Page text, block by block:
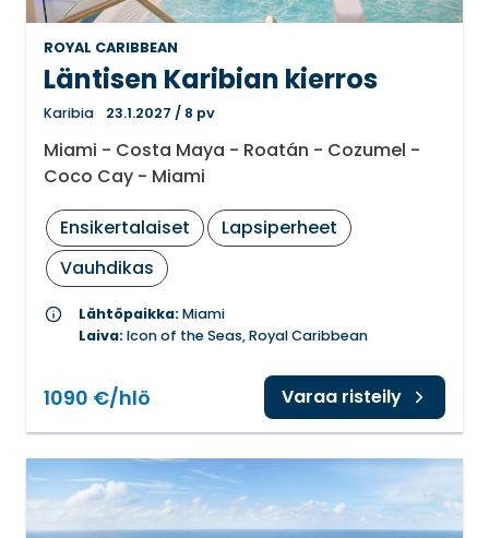
ROYAL CARIBBEAN
Läntisen Karibian kierros
Karibia 23.1.2027 / 8 pv
Miami - Costa Maya - Roatán - Cozumel -
Coco Cay - Miami
Ensikertalaiset
Lapsiperheet
Vauhdikas
info Lähtöpaikka:Miami
Laiva:Icon of the Seas, Royal Caribbean
1090 €/hlö Varaa risteily